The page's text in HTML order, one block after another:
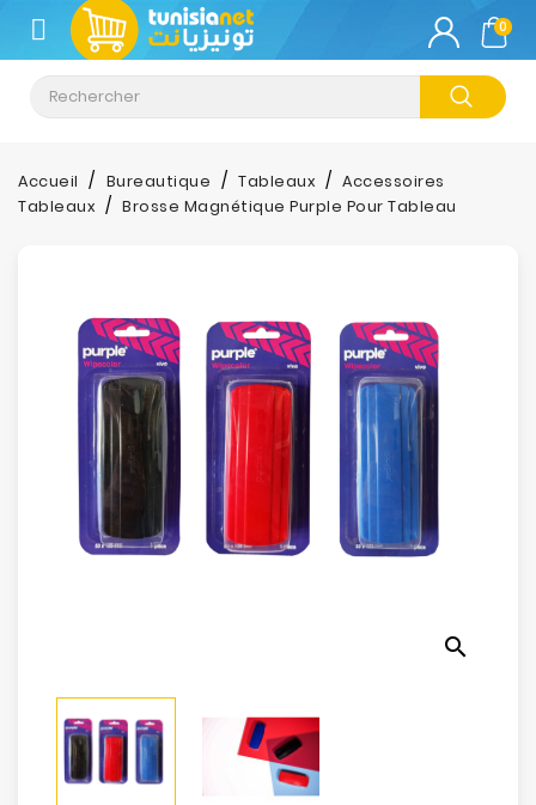
CATÉGORIE
Climatisation
Informatique
Impression
Stockage
Electroménager
Sécurité
0
Accueil Bureautique Tableaux
Accessoires
Tableaux
Brosse Magnétique Purple Pour Tableau
search